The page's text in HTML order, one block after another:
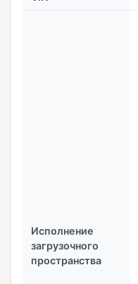
Исполнение
загрузочного
пространства